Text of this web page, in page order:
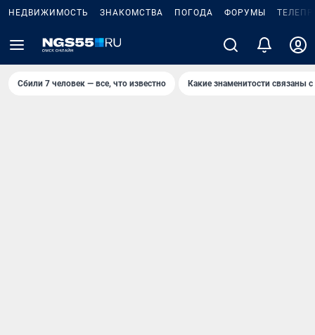
НЕДВИЖИМОСТЬ ЗНАКОМСТВА ПОГОДА ФОРУМЫ
Сбили 7 человек — все, что известно Какие знаменитости связаны